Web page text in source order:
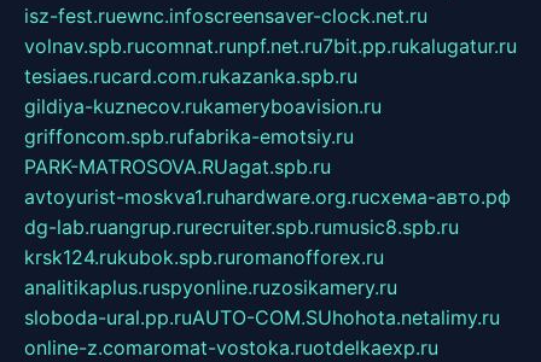
isz-fest.ruewnc.infoscreensaver-clock.net.ru
volnav.spb.rucomnat.runpf.net.ru7bit.pp.rukalugatur.ru
tesiaes.rucard.com.rukazanka.spb.ru
gildiya-kuznecov.rukameryboavision.ru
griffoncom.spb.rufabrika-emotsiy.ru
PARK-MATROSOVA.RUagat.spb.ru
avtoyurist-moskva1.ruhardware.org.ruсхема-авто.рф
dg-lab.ruangrup.rurecruiter.spb.rumusic8.spb.ru
krsk124.rukubok.spb.ruromanofforex.ru
analitikaplus.ruspyonline.ruzosikamery.ru
sloboda-ural.pp.ruAUTO-COM.SUhohota.netalimy.ru
online-z.comaromat-vostoka.ruotdelkaexp.ru